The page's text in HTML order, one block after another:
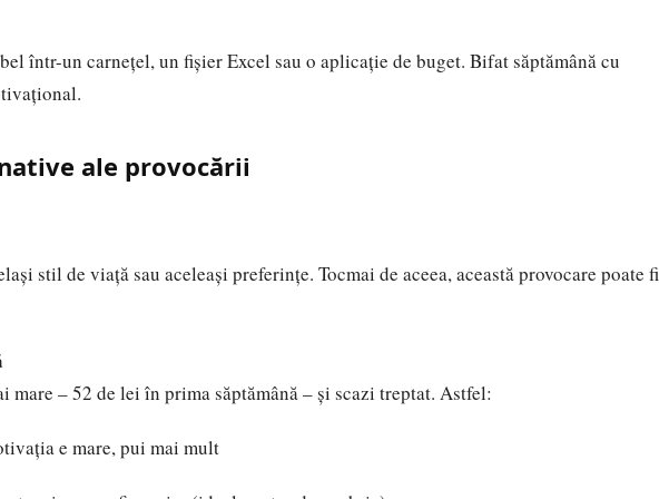
într-un carnețel, un fișier Excel sau o aplicație de buget. Bifat săptămână cu
ale provocării
stil de viață sau aceleași preferințe. Tocmai de aceea, această provocare poate fi
mare – 52 de lei în prima săptămână – și scazi treptat. Astfel:
e mare, pui mai mult